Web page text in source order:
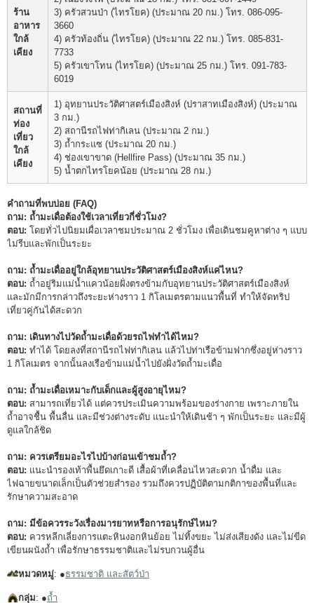
ร้าน
อาหาร
ใกล้
เคียง
3) ครัวสวนป่า (ไทรโยค) (ประมาณ 20 กม.) โทร. 086-095-
3660
4) ครัวท้องถิ่น (ไทรโยค) (ประมาณ 22 กม.) โทร. 085-831-
7733
5) ครัวเขาโทน (ไทรโยค) (ประมาณ 25 กม.) โทร. 091-783-
6019
สถานที่
ท่อง
เที่ยว
ใกล้
เคียง
1) อุทยานประวัติศาสตร์เมืองสิงห์ (ปราสาทเมืองสิงห์) (ประมาณ
3 กม.)
2) สถานีรถไฟท่ากิเลน (ประมาณ 2 กม.)
3) ถ้ำกระแซ (ประมาณ 20 กม.)
4) ช่องเขาขาด (Hellfire Pass) (ประมาณ 35 กม.)
5) น้ำตกไทรโยคน้อย (ประมาณ 28 กม.)
คำถามที่พบบ่อย (FAQ)
ถาม: ถ้ำมะเดื่อต้องใช้เวลาเที่ยวกี่ชั่วโมง?
ตอบ: โดยทั่วไปนิยมเผื่อเวลาชมประมาณ 2 ชั่วโมง เพื่อเดินชมคูหาต่าง ๆ แบบ
ไม่รีบและพักเป็นระยะ
ถาม: ถ้ำมะเดื่ออยู่ใกล้อุทยานประวัติศาสตร์เมืองสิงห์แค่ไหน?
ตอบ: ถ้ำอยู่ริมแม่น้ำแควน้อยฝั่งตรงข้ามกับอุทยานประวัติศาสตร์เมืองสิงห์
และมักมีการกล่าวถึงระยะห่างราว 1 กิโลเมตรตามแนวพื้นที่ ทำให้จัดทริป
เที่ยวคู่กันได้สะดวก
ถาม: เดินทางไปวัดถ้ำมะเดื่อด้วยรถไฟทำได้ไหม?
ตอบ: ทำได้ โดยลงที่สถานีรถไฟท่ากิเลน แล้วไปท่าเรือข้ามฟากซึ่งอยู่ห่างราว
1 กิโลเมตร จากนั้นลงเรือข้ามแม่น้ำไปยังฝั่งวัดถ้ำมะเดื่อ
ถาม: ถ้ำมะเดื่อเหมาะกับเด็กและผู้สูงอายุไหม?
ตอบ: สามารถเที่ยวได้ แต่ควรประเมินความพร้อมของร่างกาย เพราะภายใน
ถ้ำอาจชื้น พื้นลื่น และมีช่วงต่างระดับ แนะนำให้เดินช้า ๆ พักเป็นระยะ และมีผู้
ดูแลใกล้ชิด
ถาม: ควรเตรียมอะไรไปบ้างก่อนเข้าชมถ้ำ?
ตอบ: แนะนำรองเท้าพื้นยึดเกาะดี เสื้อผ้าที่เคลื่อนไหวสะดวก น้ำดื่ม และ
ไฟฉายขนาดเล็กเป็นตัวช่วยสำรอง รวมถึงควรปฏิบัติตามกติกาของพื้นที่และ
รักษาความสะอาด
ถาม: มีข้อควรระวังเรื่องมารยาทหรือการอนุรักษ์ไหม?
ตอบ: ควรหลีกเลี่ยงการแตะหินงอกหินย้อย ไม่ทิ้งขยะ ไม่ส่งเสียงดัง และไม่ขีด
เขียนผนังถ้ำ เพื่อรักษาธรรมชาติและไม่รบกวนผู้อื่น
หมวดหมู่: ●ธรรมชาติ และสัตว์ป่า
กลุ่ม: ●ถ้ำ